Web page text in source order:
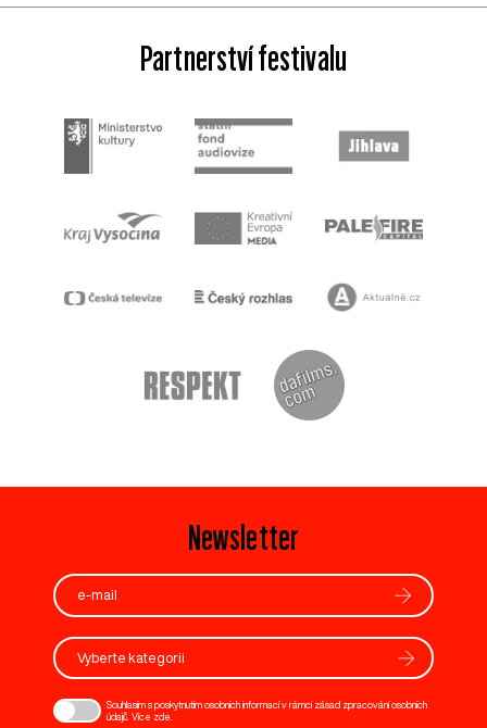
Partnerství festivalu
Newsletter
Vyberte kategorii
Souhlasím s poskytnutím osobních informací v rámci zásad zpracování osobních
údajů. Více zde